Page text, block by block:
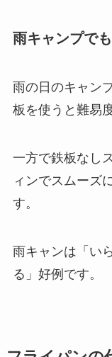
雨キャンプで
雨の日のキャン
板を使うと難易
一方で鉄板なし
ィンでスムーズ
す。
雨キャンは「い
る」好例です。